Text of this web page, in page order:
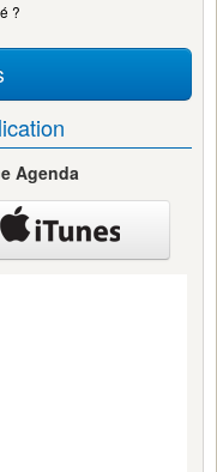
?
Agenda